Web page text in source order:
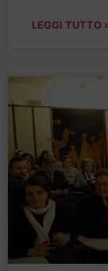
LEGGI TUTTO